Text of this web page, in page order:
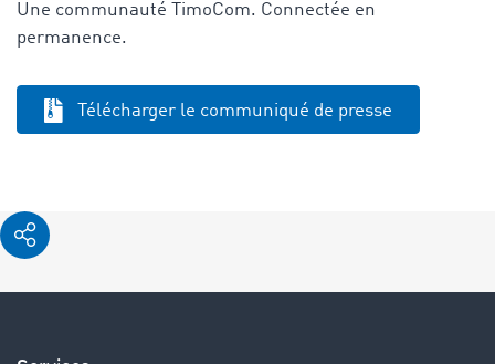
Une communauté TimoCom. Connectée en
permanence.
Télécharger le communiqué de presse